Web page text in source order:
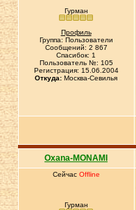
Гурман
Профиль
Группа: Пользователи
Сообщений: 2 867
Спасибок: 1
Пользователь №: 105
Регистрация: 15.06.2004
Откуда: Москва-Севилья
Oxana-MONAMI
Сейчас Offline
Гурман